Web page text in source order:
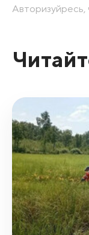
Авторизуйресь,